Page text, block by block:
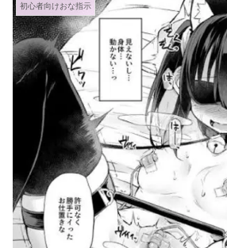
初心者向けおな指示